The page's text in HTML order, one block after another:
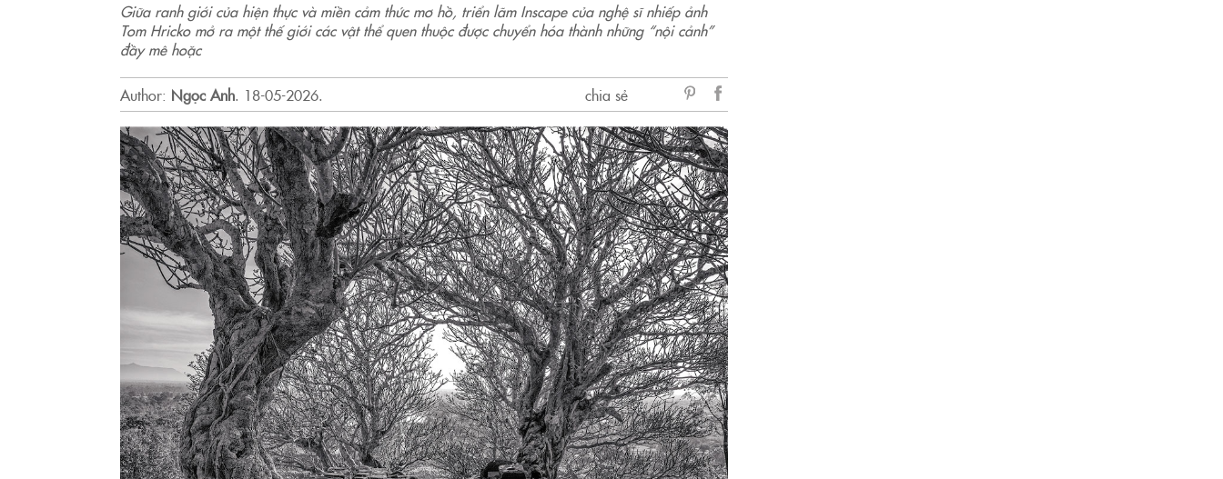
Giữa ranh giới của hiện thực và miền cảm thức mơ hồ, triển lãm Inscape của nghệ sĩ nhiếp ảnh
Tom Hricko mở ra một thế giới các vật thể quen thuộc được chuyển hóa thành những “nội cảnh”
đầy mê hoặc
Author: Ngọc Anh. 18-05-2026.
chia sẻ
Facebook